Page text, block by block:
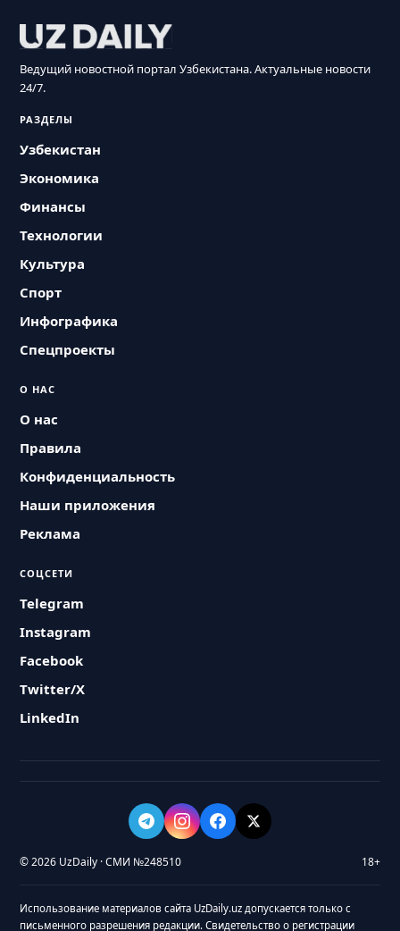
Ведущий новостной портал Узбекистана. Актуальные новости
24/7.
РАЗДЕЛЫ
Узбекистан
Экономика
Финансы
Технологии
Культура
Спорт
Инфографика
Спецпроекты
О НАС
О нас
Правила
Конфиденциальность
Наши приложения
Реклама
СОЦСЕТИ
Telegram
Instagram
Facebook
Twitter/X
LinkedIn
© 2026 UzDaily · СМИ №248510 18+
Использование материалов сайта UzDaily.uz допускается только с
письменного разрешения редакции. Свидетельство о регистрации